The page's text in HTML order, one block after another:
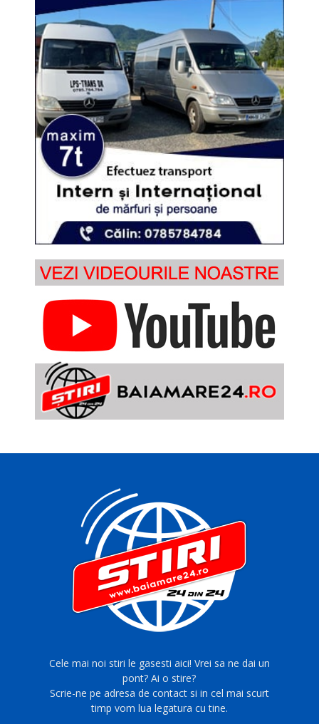
Cele mai noi stiri le gasesti aici! Vrei sa ne dai un
pont? Ai o stire?
Scrie-ne pe adresa de contact si in cel mai scurt
timp vom lua legatura cu tine.